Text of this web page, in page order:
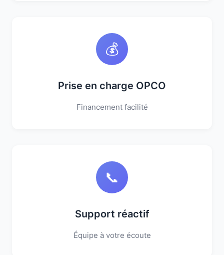
💰
Prise en charge OPCO
Financement facilité
📞
Support réactif
Équipe à votre écoute